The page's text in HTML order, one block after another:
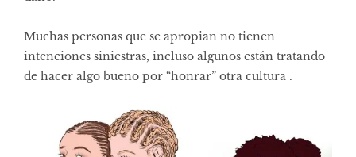
Muchas personas que se apropian no tienen
intenciones siniestras, incluso algunos están tratando
de hacer algo bueno por “honrar” otra cultura .